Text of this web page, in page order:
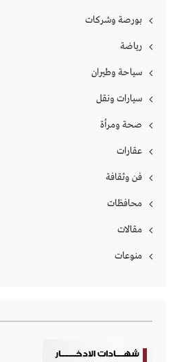
بورصة وشركات
رياضة
سياحة وطيران
سيارات ونقل
صحة ومرأة
عقارات
فن وثقافة
محافظات
مقالات
منوعات